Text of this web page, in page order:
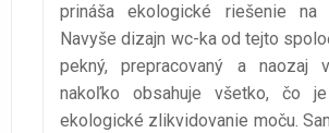
prináša ekologické riešenie na
Navyše dizajn wc-ka od tejto
pekný, prepracovaný a naozaj
nakoľko obsahuje všetko, čo
ekologické zlikvidovanie moču.